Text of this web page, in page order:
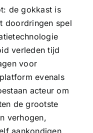
de gokkast is
doordringen spel
verleden tijd
voor
evenals
acteur om
de grootste
verhogen,
aankondigen,